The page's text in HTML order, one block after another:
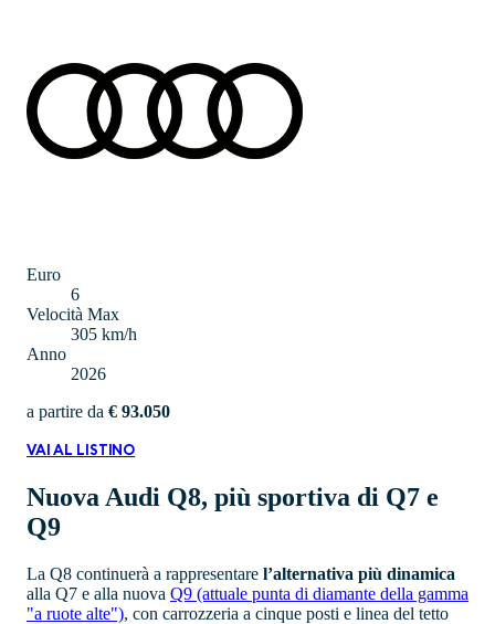
Euro
6
Velocità Max
305 km/h
Anno
2026
a partire da € 93.050
VAI AL LISTINO
Nuova Audi Q8, più sportiva di Q7 e
Q9
La Q8 continuerà a rappresentare l’alternativa più dinamica
alla Q7 e alla nuova Q9 (attuale punta di diamante della gamma
"a ruote alte"), con carrozzeria a cinque posti e linea del tetto